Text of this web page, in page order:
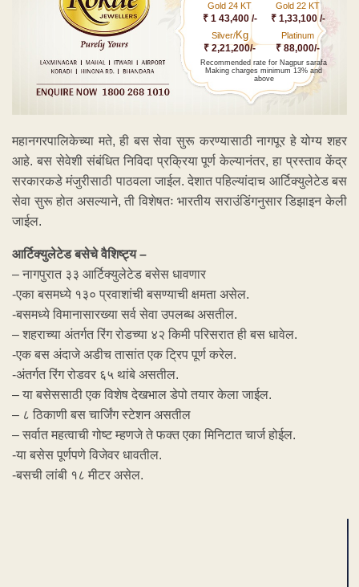
Gold 24 KT
₹ 1 43,400 /-
Gold 22 KT
₹ 1,33,100 /-
Silver/Kg
₹ 2,21,200/-
Platinum
₹ 88,000/-
Recommended rate for Nagpur sarafa
Making charges minimum 13% and
above
महानगरपालिकेच्या मते, ही बस सेवा सुरू करण्यासाठी नागपूर हे योग्य शहर
आहे. बस सेवेशी संबंधित निविदा प्रक्रिया पूर्ण केल्यानंतर, हा प्रस्ताव केंद्र
सरकारकडे मंजुरीसाठी पाठवला जाईल. देशात पहिल्यांदाच आर्टिक्युलेटेड बस
सेवा सुरू होत असल्याने, ती विशेषतः भारतीय सराउंडिंगनुसार डिझाइन केली
जाईल.
आर्टिक्युलेटेड बसेचे वैशिष्ट्य –
– नागपुरात ३३ आर्टिक्युलेटेड बसेस धावणार
-एका बसमध्ये १३० प्रवाशांची बसण्याची क्षमता असेल.
-बसमध्ये विमानासारख्या सर्व सेवा उपलब्ध असतील.
– शहराच्या अंतर्गत रिंग रोडच्या ४२ किमी परिसरात ही बस धावेल.
-एक बस अंदाजे अडीच तासांत एक ट्रिप पूर्ण करेल.
-अंतर्गत रिंग रोडवर ६५ थांबे असतील.
– या बसेससाठी एक विशेष देखभाल डेपो तयार केला जाईल.
– ८ ठिकाणी बस चार्जिंग स्टेशन असतील
– सर्वात महत्वाची गोष्ट म्हणजे ते फक्त एका मिनिटात चार्ज होईल.
-या बसेस पूर्णपणे विजेवर धावतील.
-बसची लांबी १८ मीटर असेल.